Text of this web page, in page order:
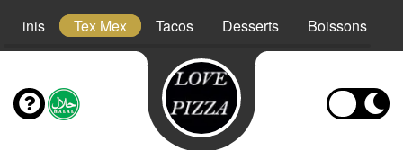
Tex Mex Tacos Desserts Boissons